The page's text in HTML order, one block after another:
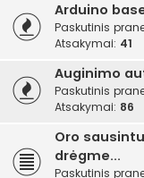
Arduino
Paskutinis
Atsakymai: 41
Auginimo
Paskutinis
Atsakymai: 86
Oro
drėgme...
Paskutinis